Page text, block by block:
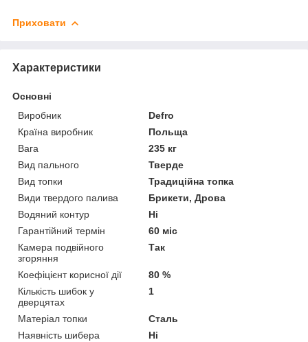
Приховати
Характеристики
Основні
Виробник
Defro
Країна виробник
Польща
Вага
235 кг
Вид пального
Тверде
Вид топки
Традиційна топка
Види твердого палива
Брикети, Дрова
Водяний контур
Ні
Гарантійний термін
60 міс
Камера подвійного
згоряння
Так
Коефіцієнт корисної дії
80 %
Кількість шибок у
дверцятах
1
Матеріал топки
Сталь
Наявність шибера
Ні